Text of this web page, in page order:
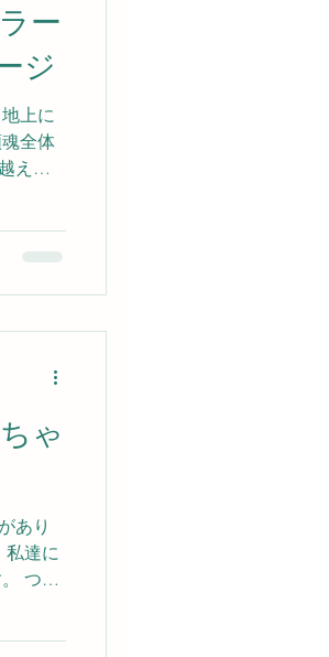
ー
ジ
上に
全体
えら
求め
なた
する
し、
ゃ
あり
私達に
つづ